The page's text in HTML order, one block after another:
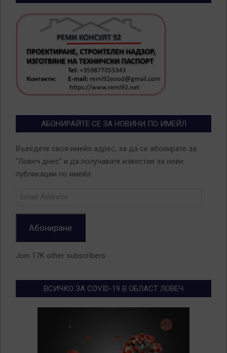
АБОНИРАЙТЕ СЕ ЗА НОВИНИ ПО ИМЕЙЛ
Въведете своя имейл адрес, за да се абонирате за
"Ловеч днес" и да получавате известия за нови
публикации по имейл.
Абониране
Join 17K other subscribers
ВСИЧКО ЗА COVID-19 В ОБЛАСТ ЛОВЕЧ